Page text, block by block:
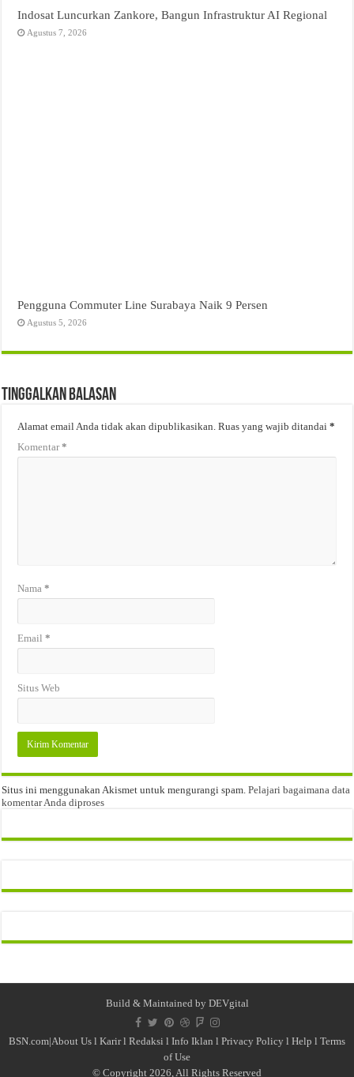
Indosat Luncurkan Zankore, Bangun Infrastruktur AI Regional
Agustus 7, 2026
Pengguna Commuter Line Surabaya Naik 9 Persen
Agustus 5, 2026
Tinggalkan Balasan
Alamat email Anda tidak akan dipublikasikan. Ruas yang wajib ditandai*
Komentar*
Nama*
Email*
Situs Web
Situs ini menggunakan Akismet untuk mengurangi spam.Pelajari bagaimana data
komentar Anda diproses
Build & Maintained by DEVgital
BSN.com|About Us l Karirl Redaksi l Info Iklan l Privacy Policy l Help l Terms
of Use
© Copyright 2026, All Rights Reserved